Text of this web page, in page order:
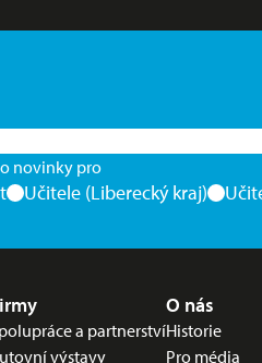
novinky pro
Učitele (Liberecký kraj)
a partnerství
výstavy
O nás
Historie
Pro média